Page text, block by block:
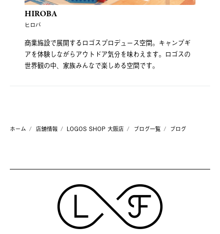
HIROBA
ヒロバ
商業施設で展開するロゴスプロデュース空間。キャンプギ
アを体験しながらアウトドア気分を味わえます。ロゴスの
世界観の中、家族みんなで楽しめる空間です。
ホーム 店舗情報 LOGOS SHOP 大阪店 ブログ一覧 ブログ